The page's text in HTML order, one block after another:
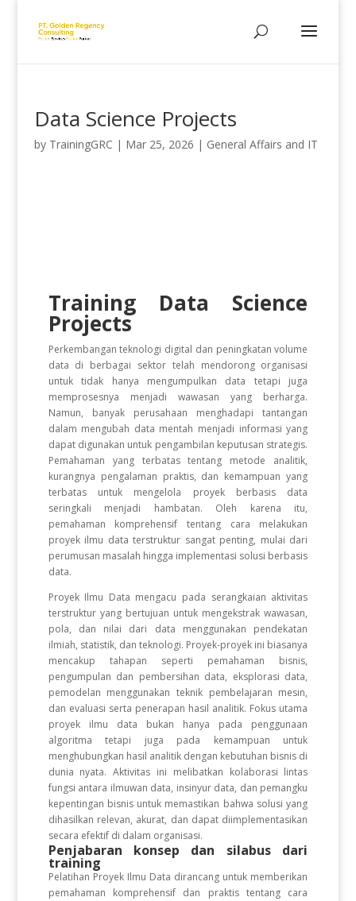
Data Science Projects
by TrainingGRC | Mar 25, 2026 | General Affairs and IT
Training Data Science
Projects
Perkembangan teknologi digital dan peningkatan volume
data di berbagai sektor telah mendorong organisasi
untuk tidak hanya mengumpulkan data tetapi juga
memprosesnya menjadi wawasan yang berharga.
Namun, banyak perusahaan menghadapi tantangan
dalam mengubah data mentah menjadi informasi yang
dapat digunakan untuk pengambilan keputusan strategis.
Pemahaman yang terbatas tentang metode analitik,
kurangnya pengalaman praktis, dan kemampuan yang
terbatas untuk mengelola proyek berbasis data
seringkali menjadi hambatan. Oleh karena itu,
pemahaman komprehensif tentang cara melakukan
proyek ilmu data terstruktur sangat penting, mulai dari
perumusan masalah hingga implementasi solusi berbasis
data.
Proyek Ilmu Data mengacu pada serangkaian aktivitas
terstruktur yang bertujuan untuk mengekstrak wawasan,
pola, dan nilai dari data menggunakan pendekatan
ilmiah, statistik, dan teknologi. Proyek-proyek ini biasanya
mencakup tahapan seperti pemahaman bisnis,
pengumpulan dan pembersihan data, eksplorasi data,
pemodelan menggunakan teknik pembelajaran mesin,
dan evaluasi serta penerapan hasil analitik. Fokus utama
proyek ilmu data bukan hanya pada penggunaan
algoritma tetapi juga pada kemampuan untuk
menghubungkan hasil analitik dengan kebutuhan bisnis di
dunia nyata. Aktivitas ini melibatkan kolaborasi lintas
fungsi antara ilmuwan data, insinyur data, dan pemangku
kepentingan bisnis untuk memastikan bahwa solusi yang
dihasilkan relevan, akurat, dan dapat diimplementasikan
secara efektif di dalam organisasi.
Penjabaran konsep dan silabus dari
training
Pelatihan Proyek Ilmu Data dirancang untuk memberikan
pemahaman komprehensif dan praktis tentang cara